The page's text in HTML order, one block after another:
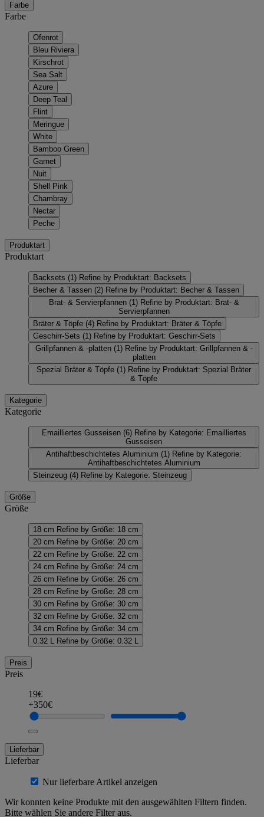
Farbe
Farbe
Ofenrot
Bleu Riviera
Kirschrot
Sea Salt
Azure
Deep Teal
Flint
Meringue
White
Bamboo Green
Garnet
Nuit
Shell Pink
Chambray
Nectar
Peche
Produktart
Produktart
Backsets (1) Refine by Produktart: Backsets
Becher & Tassen (2) Refine by Produktart: Becher & Tassen
Brat- & Servierpfannen (1) Refine by Produktart: Brat- &
Servierpfannen
Bräter & Töpfe (4) Refine by Produktart: Bräter & Töpfe
Geschirr-Sets (1) Refine by Produktart: Geschirr-Sets
Grillpfannen & -platten (1) Refine by Produktart: Grillpfannen & -
platten
Spezial Bräter & Töpfe (1) Refine by Produktart: Spezial Bräter
& Töpfe
Kategorie
Kategorie
Emailliertes Gusseisen (6) Refine by Kategorie: Emailliertes
Gusseisen
Antihaftbeschichtetes Aluminium (1) Refine by Kategorie:
Antihaftbeschichtetes Aluminium
Steinzeug (4) Refine by Kategorie: Steinzeug
Größe
Größe
18 cm Refine by Größe: 18 cm
20 cm Refine by Größe: 20 cm
22 cm Refine by Größe: 22 cm
24 cm Refine by Größe: 24 cm
26 cm Refine by Größe: 26 cm
28 cm Refine by Größe: 28 cm
30 cm Refine by Größe: 30 cm
32 cm Refine by Größe: 32 cm
34 cm Refine by Größe: 34 cm
0.32 L
Refine by Größe: 0.32 L
Preis
Preis
19€
+350€
Lieferbar
Lieferbar
Nur lieferbare Artikel anzeigen
Wir konnten keine Produkte mit den ausgewählten Filtern finden.
Bitte wählen Sie andere Filter aus.